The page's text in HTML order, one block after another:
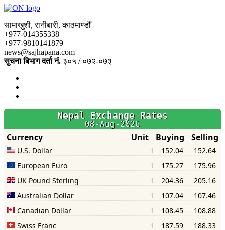
सामाखुशी, रानीबारी, काठमाण्डौँ
+977-014355338
+977-9810141879
news@sajhapana.com
सुचना बिभाग दर्ता नं. ३०५ / ०७२-०७३